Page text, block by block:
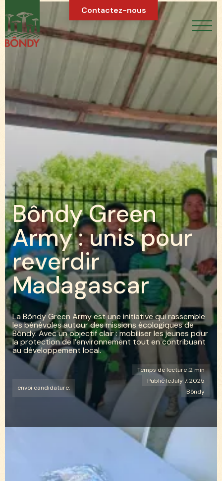
Contactez-nous
BôndyGreen
Army:unispour
reverdir
Madagascar
La Bôndy Green Army est une initiative qui rassemble
les bénévoles autour des missions écologiques de
Bôndy. Avec un objectif clair : mobiliser les jeunes pour
la protection de l’environnement tout en contribuant
au développement local.
Temps de lecture :2 min
Publié leJuly 7, 2025
Bôndy
envoi candidature:
Bôndy Green Army : unis pour reverdir